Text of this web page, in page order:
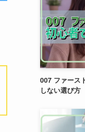
007 ファース
しない選び方